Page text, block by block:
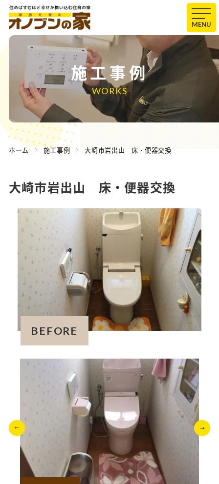
MENU
施工事例
WORKS
ホーム 施工事例 大崎市岩出山 床・便器交換
大崎市岩出山 床・便器交換
BEFORE